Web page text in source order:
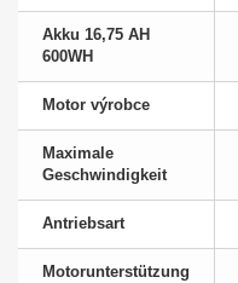
Akku 16,75 AH
600WH
Motor výrobce
Maximale
Geschwindigkeit
Antriebsart
Motorunterstützung